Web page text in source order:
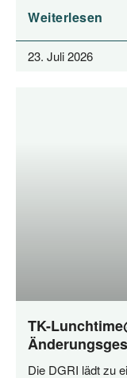
Weiterlesen
23. Juli 2026
TK-
Die DGRI lädt zu